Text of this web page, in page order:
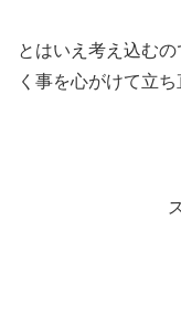
とはいえ考え込む
く事を心がけて立ち